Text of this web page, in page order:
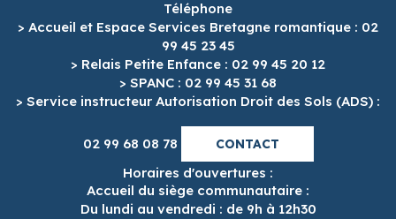
Téléphone
> Accueil et Espace Services Bretagne romantique : 02
99 45 23 45
> Relais Petite Enfance : 02 99 45 20 12
> SPANC : 02 99 45 31 68
> Service instructeur Autorisation Droit des Sols (ADS) :
02 99 68 08 78 CONTACT
Horaires d'ouvertures :
Accueil du siège communautaire :
Du lundi au vendredi : de 9h à 12h30